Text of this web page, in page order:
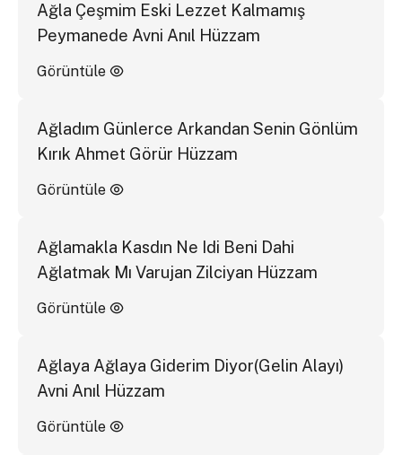
Ağla Çeşmim Eski Lezzet Kalmamış
Peymanede Avni Anıl Hüzzam
Görüntüle
Ağladım Günlerce Arkandan Senin Gönlüm
Kırık Ahmet Görür Hüzzam
Görüntüle
Ağlamakla Kasdın Ne Idi Beni Dahi
Ağlatmak Mı Varujan Zilciyan Hüzzam
Görüntüle
Ağlaya Ağlaya Giderim Diyor(Gelin Alayı)
Avni Anıl Hüzzam
Görüntüle